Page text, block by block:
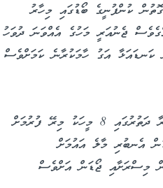
ކުންފުނީގެ ބޯޑުގައި މިހާރު
ޖެނުއަރީ މަހުގެ އެއްވަނަ ދުވަހު
ކަނޑައަޅާ އަގު ހާމަކުރާނެ ކަމަށްވެސް
މީގެ އިތުރުން ޙައްޖު ކޯޕަރޭޝަންގެ ޙަވާލުގައި، ތިން ޙަރަަމަށް ކުރާ ޢުމްރާ ދަތުރުގައި 8 މީހަކު މިރޭ ފުރުމަށް
އެނބުރި މާލެ އައުމަށް
އެފަރާތްތަކުން މިސްރަށާއި ޖޯޑަން އަށްވެސް